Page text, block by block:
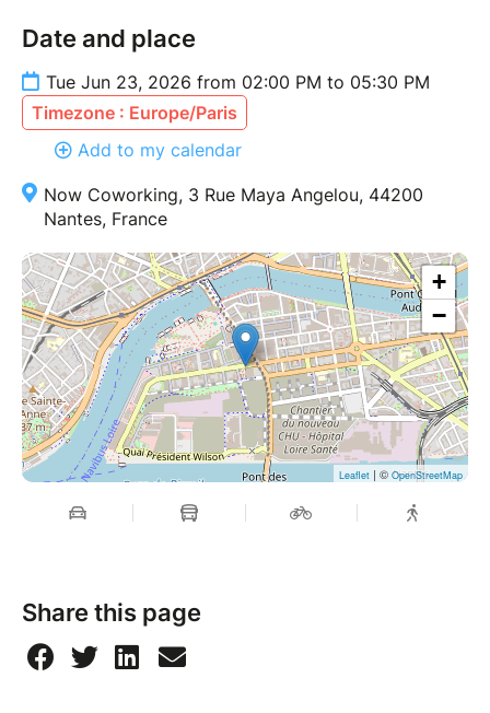
Date and place
Tue Jun 23, 2026 from 02:00 PM to 05:30 PM
Timezone : Europe/Paris
Add to my calendar
Now Coworking, 3 Rue Maya Angelou, 44200
Nantes, France
+
−
Leaflet | © OpenStreetMap
Share this page